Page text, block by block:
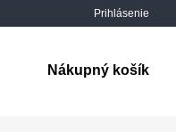
Prihlásenie
Nákupný košík